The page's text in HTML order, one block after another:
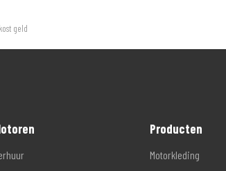
geld
Producten
Motorkleding